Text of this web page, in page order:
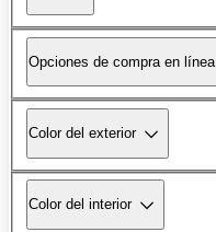
Opciones de compra en línea
Color del exterior
Color del interior